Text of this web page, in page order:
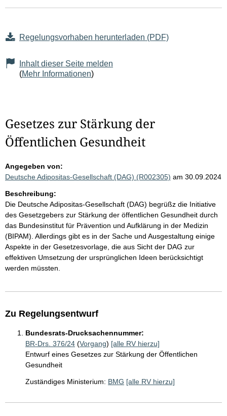
Regelungsvorhaben herunterladen (PDF)
Inhalt dieser Seite melden
(Mehr Informationen)
Gesetzes zur Stärkung der
Öffentlichen Gesundheit
Angegeben von:
Deutsche Adipositas-Gesellschaft (DAG) (R002305) am 30.09.2024
Beschreibung:
Die Deutsche Adipositas-Gesellschaft (DAG) begrüßz die Initiative
des Gesetzgebers zur Stärkung der öffentlichen Gesundheit durch
das Bundesinstitut für Prävention und Aufklärung in der Medizin
(BIPAM). Allerdings gibt es in der Sache und Ausgestaltung einige
Aspekte in der Gesetzesvorlage, die aus Sicht der DAG zur
effektiven Umsetzung der ursprünglichen Ideen berücksichtigt
werden müssten.
Zu Regelungsentwurf
Bundesrats-Drucksachennummer:
BR-Drs. 376/24 (Vorgang) [alle RV hierzu]
Entwurf eines Gesetzes zur Stärkung der Öffentlichen
Gesundheit
Zuständiges Ministerium: BMG [alle RV hierzu]